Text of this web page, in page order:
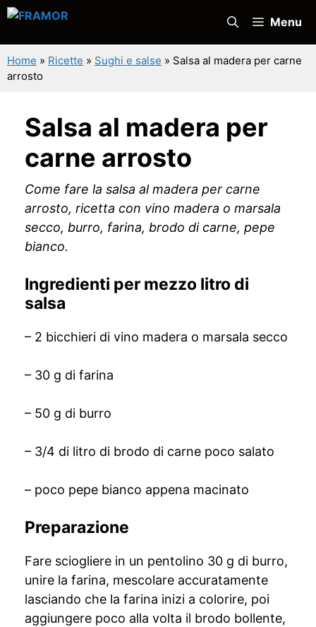
Vai
contenuto
Menu
Home » Ricette » Sughi e salse » Salsa al madera per carne
arrosto
Salsa al madera per
carne arrosto
Come fare la salsa al madera per carne
arrosto, ricetta con vino madera o marsala
secco, burro, farina, brodo di carne, pepe
bianco.
Ingredienti per mezzo litro di
salsa
– 2 bicchieri di vino madera o marsala secco
– 30 g di farina
– 50 g di burro
– 3/4 di litro di brodo di carne poco salato
– poco pepe bianco appena macinato
Preparazione
Fare sciogliere in un pentolino 30 g di burro,
unire la farina, mescolare accuratamente
lasciando che la farina inizi a colorire, poi
aggiungere poco alla volta il brodo bollente,